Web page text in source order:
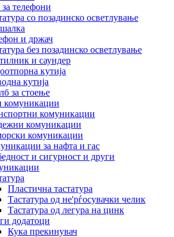
телефони
со позадинско осветлување
и држач
без позадинско осветлување
и саундер
кутија
кутија
за стоење
комуникации
комуникации
комуникации
комуникации
за нафта и гас
и сигурност и други
Пластична тастатура
Тастатура од не'рѓосувачки челик
Тастатура од легура на цинк
додатоци
Кука прекинувач